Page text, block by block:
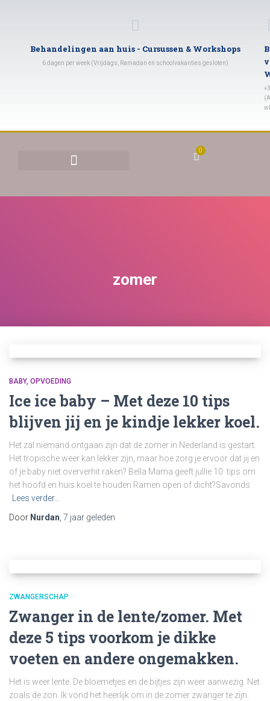
Behandelingen aan huis - Cursussen & Workshops
6 dagen per week (Vrijdags, Ramadan en schoolvakanties gesloten)
0
zomer
BABY OPVOEDING
Ice ice baby – Met deze 10 tips
blijven jij en je kindje lekker koel.
Het zal niemand ontgaan zijn dat de zomer in Nederland is gestart.
Het tropische weer kan lekker zijn, maar hoe zorg je ervoor dat jij en
of je baby niet oververhit raken? Bella Mama geeft jullie 10 tips om
het hoofd en huis koel te houden Ramen open of dicht?Savonds
Lees verder…
Door Nurdan 7 jaar geleden
ZWANGERSCHAP
Zwanger in de lente/zomer. Met
deze 5 tips voorkom je dikke
voeten en andere ongemakken.
Het is weer lente. De bloemetjes en de bijtjes zijn weer aanwezig. Net
zoals de zon. Ik vond het heerlijk om in de zomer zwanger te zijn.